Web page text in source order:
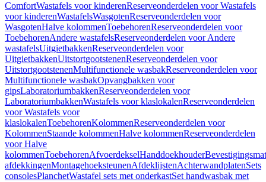
ComfortWastafels voor kinderenReserveonderdelen voor Wastafels
voor kinderenWastafelsWasgotenReserveonderdelen voor
WasgotenHalve kolommenToebehorenReserveonderdelen voor
ToebehorenAndere wastafelsReserveonderdelen voor Andere
wastafelsUitgietbakkenReserveonderdelen voor
UitgietbakkenUitstortgootstenenReserveonderdelen voor
UitstortgootstenenMultifunctionele wasbakReserveonderdelen voor
Multifunctionele wasbakOpvangbakken voor
gipsLaboratoriumbakkenReserveonderdelen voor
LaboratoriumbakkenWastafels voor klaslokalenReserveonderdelen
voor Wastafels voor
klaslokalenToebehorenKolommenReserveonderdelen voor
KolommenStaande kolommenHalve kolommenReserveonderdelen
voor Halve
kolommenToebehorenAfvoerdekselHanddoekhouder
afdekkingenMontagehoeksteunenAfdeklijstenAchterwandplatenSets
consolesPlanchetWastafel sets met onderkastSet handwasbak met